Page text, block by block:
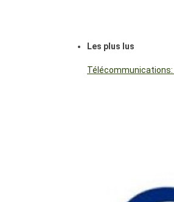
Les plus lus
Télécommunications: